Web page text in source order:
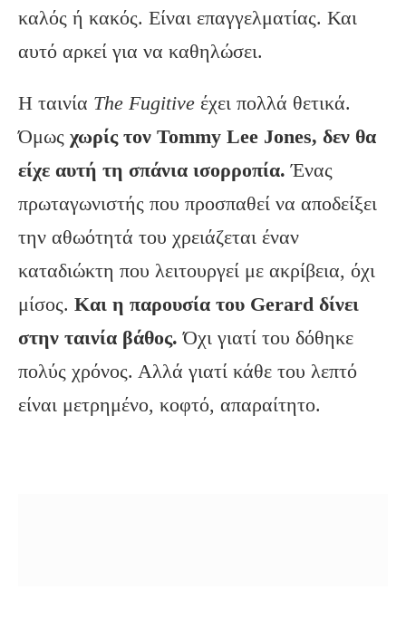
καλός ή κακός. Είναι επαγγελματίας. Και
αυτό αρκεί για να καθηλώσει.
Η ταινία The Fugitive έχει πολλά θετικά.
Όμως χωρίς τον Tommy Lee Jones, δεν θα
είχε αυτή τη σπάνια ισορροπία. Ένας
πρωταγωνιστής που προσπαθεί να αποδείξει
την αθωότητά του χρειάζεται έναν
καταδιώκτη που λειτουργεί με ακρίβεια, όχι
μίσος. Και η παρουσία του Gerard δίνει
στην ταινία βάθος. Όχι γιατί του δόθηκε
πολύς χρόνος. Αλλά γιατί κάθε του λεπτό
είναι μετρημένο, κοφτό, απαραίτητο.